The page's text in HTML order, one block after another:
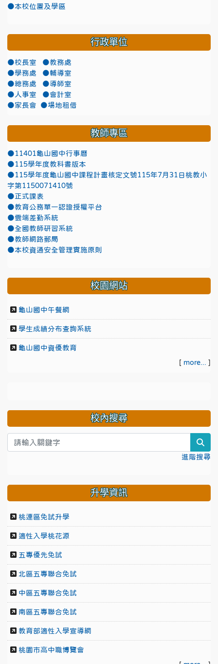
●本校位置及學區
行政單位
●校長室
●教務處
●學務處
●輔導室
●總務處
●導師室
●人事室
●會計室
●家長會
●場地租借
教師專區
●11401龜山國中行事曆
●115學年度教科書版本
●115學年度龜山國中課程計畫核定文號115年7月31日桃教小
字第1150071410號
●正式課表
●教育公務單一認證授權平台
●雲端差勤系統
●全國教師研習系統
●教師網路郵局
●本校資通安全管理實施原則
校園網站
龜山國中午餐網
學生成績分布查詢系統
龜山國中資優教育
[ more... ]
校內搜尋
進階搜尋
升學資訊
桃連區免試升學
適性入學桃花源
五專優先免試
北區五專聯合免試
中區五專聯合免試
南區五專聯合免試
教育部適性入學宣導網
桃園市高中職博覽會